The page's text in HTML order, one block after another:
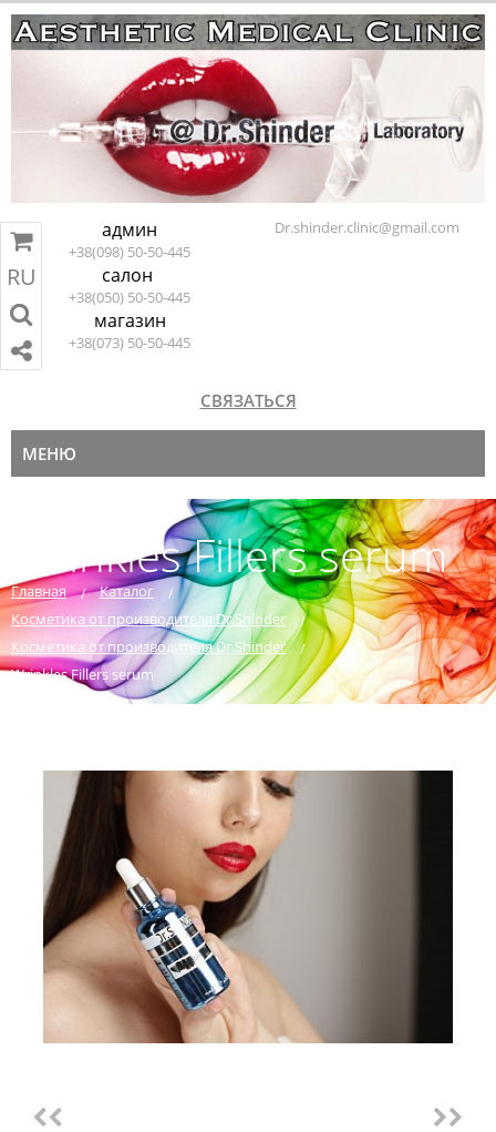
админ
+38(098) 50-50-445
салон
+38(050) 50-50-445
магазин
+38(073) 50-50-445
Dr.shinder.clinic@gmail.com
СВЯЗАТЬСЯ
МЕНЮ
ПЕРЕЙТИ В КОРЗИНУ
RU EN
Wrinkles Fillers serum
Главная
Каталог
Косметика от производителя Dr.Shinder
Косметика от производителя Dr.Shinder
Wrinkles Fillers serum